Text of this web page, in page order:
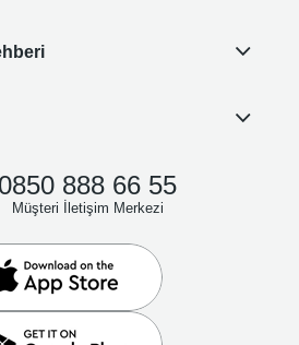
0850 888 66 55
Müşteri İletişim Merkezi